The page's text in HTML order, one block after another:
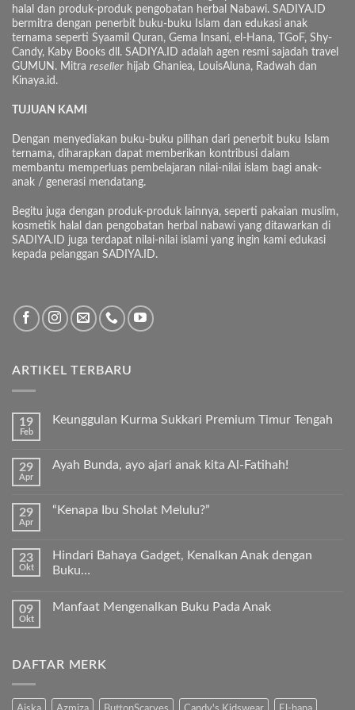
halal dan produk-produk pengobatan herbal Nabawi. SADIYA.ID
bermitra dengan penerbit buku-buku Islam dan edukasi anak
ternama seperti Syaamil Quran, Gema Insani, el-Hana, TGoF, Shy-
Candy, Kaby Books dll. SADIYA.ID adalah agen resmi sajadah travel
GUMUN. Mitra reseller hijab Ghaniea, LouisAluna, Radwah dan
Kinaya.id.
TUJUAN KAMI
Dengan menyediakan buku-buku pilihan dari penerbit buku Islam
ternama, diharapkan dapat memberikan kontribusi dalam
membantu memperluas pembelajaran nilai-nilai islam bagi anak-
anak / generasi mendatang.
Begitu juga dengan produk-produk lainnya, seperti pakaian muslim,
kosmetik halal dan pengobatan herbal nabawi yang ditawarkan di
SADIYA.ID juga terdapat nilai-nilai islami yang ingin kami edukasi
kepada pelanggan SADIYA.ID.
ARTIKEL TERBARU
19
Feb
Keunggulan Kurma Sukkari Premium Timur Tengah
pada
Premium
29
Apr
Ayah Bunda, ayo ajari anak kita Al-Fatihah!
pada
ajari
kita
29
Apr
“Kenapa Ibu Sholat Melulu?”
pada
“Kenapa
23
Okt
Hindari Bahaya Gadget, Kenalkan Anak dengan
Buku…
komentar
Kenalkan
Anak
09
Okt
Manfaat Mengenalkan Buku Pada Anak
Manfaat
Anak
DAFTAR MERK